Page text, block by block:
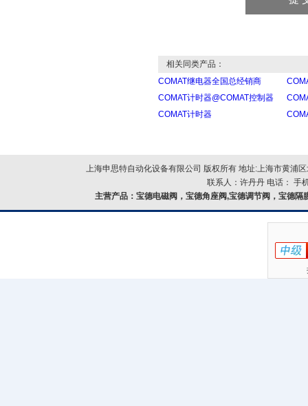
相关同类产品：
COMAT继电器全国总经销商
COMAT计时器@COMAT控制器
COMAT计时器
上海申思特自动化设备有限公司 版权所有 地址:上海市黄浦
联系人：许丹丹 电话： 手
主营产品：宝德电磁阀，宝德角座阀,宝德调节阀，宝德